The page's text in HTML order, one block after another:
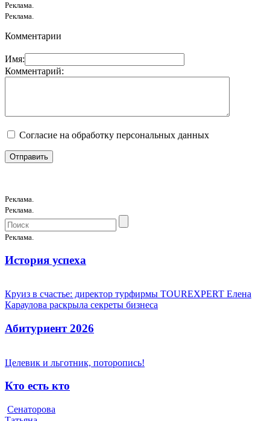
Реклама.
Реклама.
Комментарии
Имя:
Комментарий:
Согласие на обработку персональных данных
Реклама.
Реклама.
Реклама.
История успеха
Круиз в счастье: директор турфирмы TOUREXPERT Елена
Караулова раскрыла секреты бизнеса
Абитуриент 2026
Целевик и льготник, поторопись!
Кто есть кто
Сенаторова